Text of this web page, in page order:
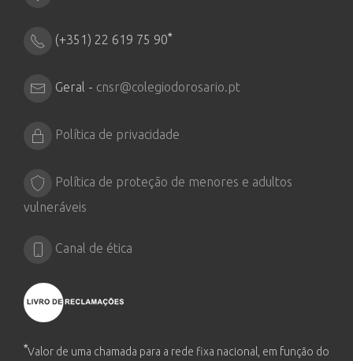
(+351) 22 619 75 90*
Geral - cnsr@colegiodorosario.pt
Política de privacidade
Política de proteção de menores e adultos
vulneráveis
Canal de ética
*Valor de uma chamada para a rede fixa nacional, em função do